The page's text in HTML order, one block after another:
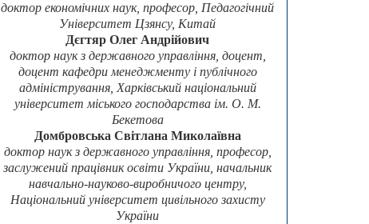
доктор економічних наук, професор, Педагогічний
Університет Цзянсу, Китай
Дєгтяр Олег Андрійович
доктор наук з державного управління, доцент,
доцент кафедри менеджменту і публічного
адміністрування, Харківський національний
університет міського господарства ім. О. М.
Бекетова
Домбровська Світлана Миколаївна
доктор наук з державного управління, професор,
заслужений працівник освіти України, начальник
навчально-науково-виробничого центру,
Національний університет цивільного захисту
України